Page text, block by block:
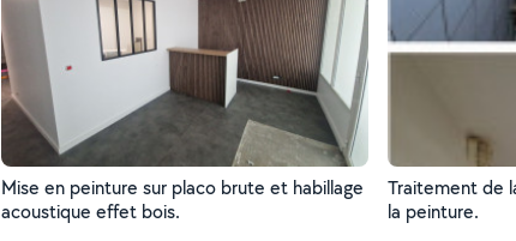
Mise en peinture sur placo brute et habillage
acoustique effet bois.
Traitement de
la peinture.